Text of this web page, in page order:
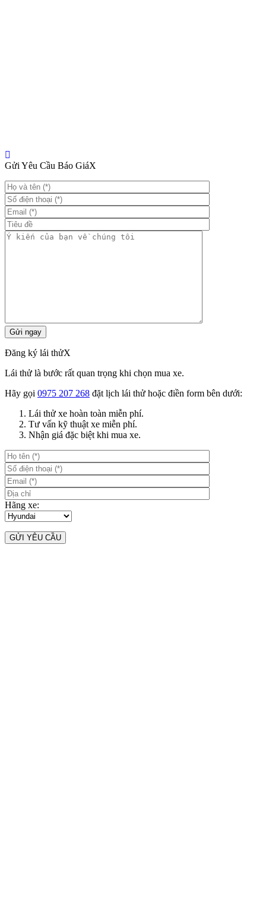
Gửi Yêu Cầu Báo GiáX
Đăng ký lái thửX
Lái thử là bước rất quan trọng khi chọn mua xe.
Hãy gọi 0975 207 268 đặt lịch lái thử hoặc điền form bên dưới:
Lái thử xe hoàn toàn miễn phí.
Tư vấn kỹ thuật xe miễn phí.
Nhận giá đặc biệt khi mua xe.
Hãng xe: